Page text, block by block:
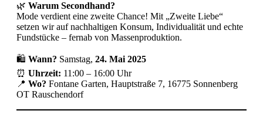
🌿 Warum Secondhand?
Mode verdient eine zweite Chance! Mit „Zweite Liebe“
setzen wir auf nachhaltigen Konsum, Individualität und echte
Fundstücke – fernab von Massenproduktion.
🛍 Wann? Samstag, 24. Mai 2025
⏰ Uhrzeit: 11:00 – 16:00 Uhr
📍 Wo? Fontane Garten, Hauptstraße 7, 16775 Sonnenberg
OT Rauschendorf